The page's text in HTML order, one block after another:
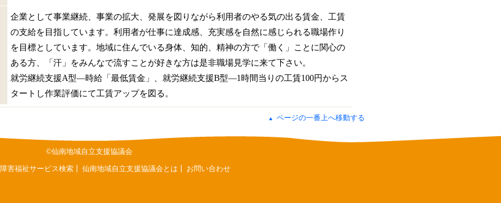
企業として事業継続、事業の拡大、発展を図りながら利用者のやる気の出る賃金、工賃
の支給を目指しています。利用者が仕事に達成感、充実感を自然に感じられる職場作り
を目標としています。地域に住んでいる身体、知的、精神の方で「働く」ことに関心の
ある方、「汗」をみんなで流すことが好きな方は是非職場見学に来て下さい。
就労継続支援A型―時給「最低賃金」、就労継続支援B型―1時間当りの工賃100円からス
タートし作業評価にて工賃アップを図る。
▲ ページの一番上へ移動する
©仙南地域自立支援協議会
障害福祉サービス検索 仙南地域自立支援協議会とは お問い合わせ